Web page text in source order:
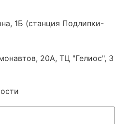
1Б (станция Подлипки-
20А, ТЦ "Гелиос", 3